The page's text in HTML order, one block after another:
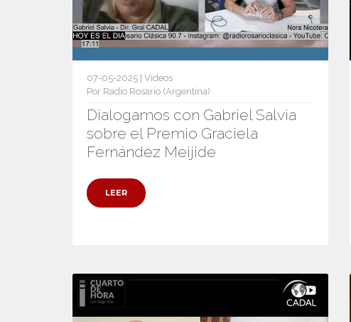
07-05-2025 | Videos
Por Radio Rosario (Argentina)
Dialogamos con Gabriel Salvia
sobre el Premio Graciela
Fernández Meijide
LEER